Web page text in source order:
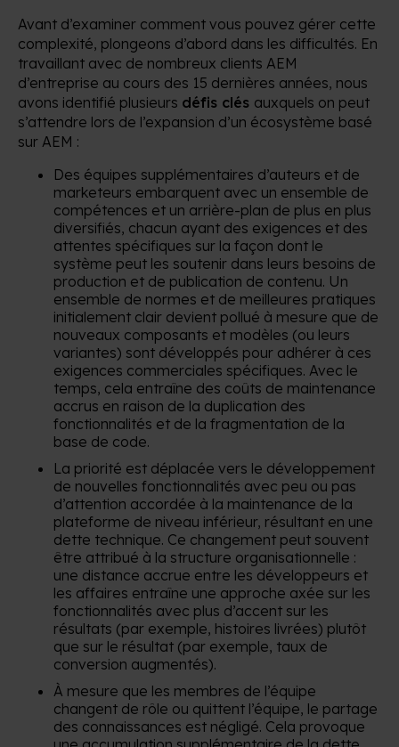
Avant d’examiner comment vous pouvez gérer cette
complexité, plongeons d’abord dans les difficultés. En
travaillant avec de nombreux clients AEM
d’entreprise au cours des 15 dernières années, nous
avons identifié plusieurs défis clés auxquels on peut
s’attendre lors de l’expansion d’un écosystème basé
sur AEM :
Des équipes supplémentaires d’auteurs et de
marketeurs embarquent avec un ensemble de
compétences et un arrière-plan de plus en plus
diversifiés, chacun ayant des exigences et des
attentes spécifiques sur la façon dont le
système peut les soutenir dans leurs besoins de
production et de publication de contenu. Un
ensemble de normes et de meilleures pratiques
initialement clair devient pollué à mesure que de
nouveaux composants et modèles (ou leurs
variantes) sont développés pour adhérer à ces
exigences commerciales spécifiques. Avec le
temps, cela entraîne des coûts de maintenance
accrus en raison de la duplication des
fonctionnalités et de la fragmentation de la
base de code.
La priorité est déplacée vers le développement
de nouvelles fonctionnalités avec peu ou pas
d’attention accordée à la maintenance de la
plateforme de niveau inférieur, résultant en une
dette technique. Ce changement peut souvent
être attribué à la structure organisationnelle :
une distance accrue entre les développeurs et
les affaires entraîne une approche axée sur les
fonctionnalités avec plus d’accent sur les
résultats (par exemple, histoires livrées) plutôt
que sur le résultat (par exemple, taux de
conversion augmentés).
À mesure que les membres de l’équipe
changent de rôle ou quittent l’équipe, le partage
des connaissances est négligé. Cela provoque